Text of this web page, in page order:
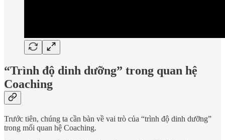
“Trình độ dinh dưỡng” trong quan hệ
Coaching
Trước tiên, chúng ta cần bàn về vai trò của “trình độ dinh dưỡng”
trong mối quan hệ Coaching.